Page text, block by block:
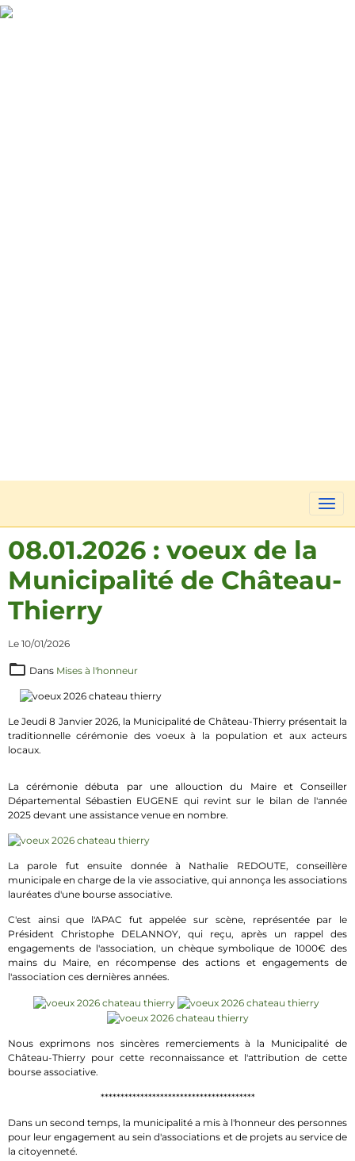
08.01.2026 : voeux de la
Municipalité de Château-
Thierry
Le 10/01/2026
Dans Mises à l'honneur
Le Jeudi 8 Janvier 2026, la Municipalité de Château-Thierry présentait la
traditionnelle cérémonie des voeux à la population et aux acteurs
locaux.
La cérémonie débuta par une allouction du Maire et Conseiller
Départemental Sébastien EUGENE qui revint sur le bilan de l'année
2025 devant une assistance venue en nombre.
La parole fut ensuite donnée à Nathalie REDOUTE, conseillère
municipale en charge de la vie associative, qui annonça les associations
lauréates d'une bourse associative.
C'est ainsi que l'APAC fut appelée sur scène, représentée par le
Président Christophe DELANNOY, qui reçu, après un rappel des
engagements de l'association, un chèque symbolique de 1000€ des
mains du Maire, en récompense des actions et engagements de
l'association ces dernières années.
Nous exprimons nos sincères remerciements à la Municipalité de
Château-Thierry pour cette reconnaissance et l'attribution de cette
bourse associative.
***************************************
Dans un second temps, la municipalité a mis à l'honneur des personnes
pour leur engagement au sein d'associations et de projets au service de
la citoyenneté.